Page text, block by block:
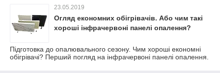
23.05.2019
Огляд економних обігрівачів. Або чим такі
хороші інфрачервоні панелі опалення?
Підготовка до опалювального сезону. Чим хороші економні
обігрівачі? Перший погляд на інфрачервоні панелі опалення.